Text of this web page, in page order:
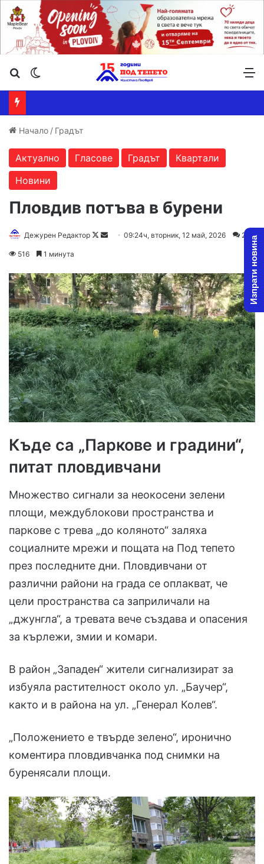
Търсене ...
Начало / Градът
Актуално Гласове Градът
Квартали
Новини
Пловдив потъва в бурени
Дежурен Редактор
Follow
Send09:24ч, вторник, 12 май, 2026 2
516 1 минута
Къде са „Паркове и градини“,
питат пловдивчани
Множество сигнали за неокосени зелени
площи, междублокови пространства и
паркове с трева „до коляното“ заляха
социалните мрежи и пощата на Под тепето
през последните дни. Пловдивчани от
различни райони на града се оплакват, че
цели пространства са заприличали на
„джунгла“, а тревата вече създава и опасения
за кърлежи, змии и комари.
В район „Западен“ жители сигнализират за
избуяла растителност около ул. „Баучер“,
както и в района на ул. „Генерал Колев“.
„Положението е твърде зелено“, иронично
коментира пловдивчанка под снимки на
буренясали площи.
Изпрати новина